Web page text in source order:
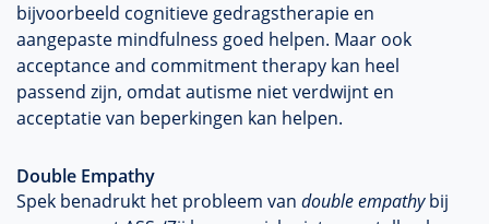
bijvoorbeeld cognitieve gedragstherapie en
aangepaste mindfulness goed helpen. Maar ook
acceptance and commitment therapy kan heel
passend zijn, omdat autisme niet verdwijnt en
acceptatie van beperkingen kan helpen.
Double Empathy
Spek benadrukt het probleem van double empathybij